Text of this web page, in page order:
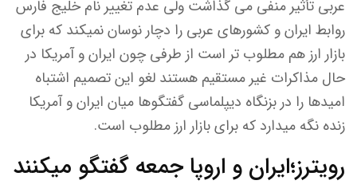
عربی تأثیر منفی می گذاشت ولی عدم تغییر نام خلیج فارس
روابط ایران و کشورهای عربی را دچار نوسان نمیکند که برای
بازار ارز هم مطلوب تر است از طرفی چون ایران و آمریکا در
حال مذاکرات غیر مستقیم هستند لغو این تصمیم اشتباه
امیدها را در بزنگاه دیپلماسی گفتگوها میان ایران و آمریکا
زنده نگه میدارد که برای بازار ارز مطلوب است.
رویترز؛ایران و اروپا جمعه گفتگو میکنند